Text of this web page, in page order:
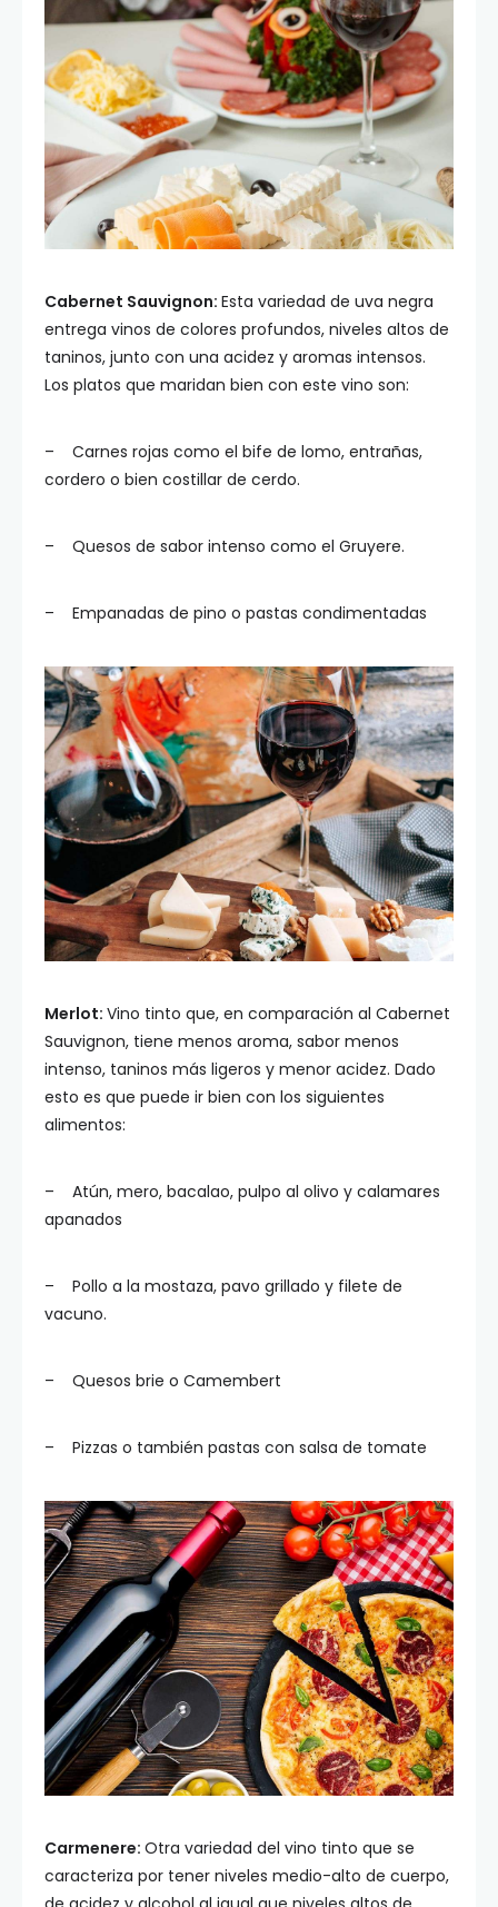
Cabernet Sauvignon: Esta variedad de uva negra
entrega vinos de colores profundos, niveles altos de
taninos, junto con una acidez y aromas intensos.
Los platos que maridan bien con este vino son:
– Carnes rojas como el bife de lomo, entrañas,
cordero o bien costillar de cerdo.
– Quesos de sabor intenso como el Gruyere.
– Empanadas de pino o pastas condimentadas
Merlot: Vino tinto que, en comparación al Cabernet
Sauvignon, tiene menos aroma, sabor menos
intenso, taninos más ligeros y menor acidez. Dado
esto es que puede ir bien con los siguientes
alimentos:
– Atún, mero, bacalao, pulpo al olivo y calamares
apanados
– Pollo a la mostaza, pavo grillado y filete de
vacuno.
– Quesos brie o Camembert
– Pizzas o también pastas con salsa de tomate
Carmenere: Otra variedad del vino tinto que se
caracteriza por tener niveles medio-alto de cuerpo,